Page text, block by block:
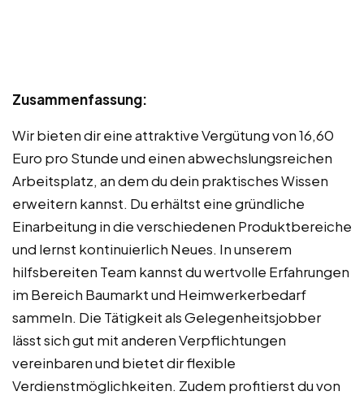
Zusammenfassung:
Wir bieten dir eine attraktive Vergütung von 16,60
Euro pro Stunde und einen abwechslungsreichen
Arbeitsplatz, an dem du dein praktisches Wissen
erweitern kannst. Du erhältst eine gründliche
Einarbeitung in die verschiedenen Produktbereiche
und lernst kontinuierlich Neues. In unserem
hilfsbereiten Team kannst du wertvolle Erfahrungen
im Bereich Baumarkt und Heimwerkerbedarf
sammeln. Die Tätigkeit als Gelegenheitsjobber
lässt sich gut mit anderen Verpflichtungen
vereinbaren und bietet dir flexible
Verdienstmöglichkeiten. Zudem profitierst du von